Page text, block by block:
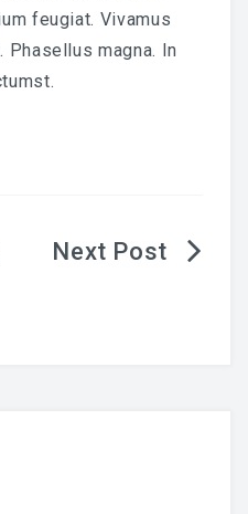
feugiat. Vivamus
magna. In